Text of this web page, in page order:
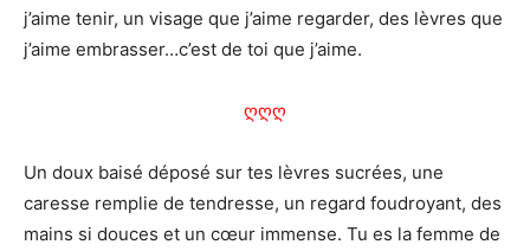
j’aime tenir, un visage que j’aime regarder, des lèvres que
j’aime embrasser…c’est de toi que j’aime.
ღღღ
Un doux baisé déposé sur tes lèvres sucrées, une
caresse remplie de tendresse, un regard foudroyant, des
mains si douces et un cœur immense. Tu es la femme de